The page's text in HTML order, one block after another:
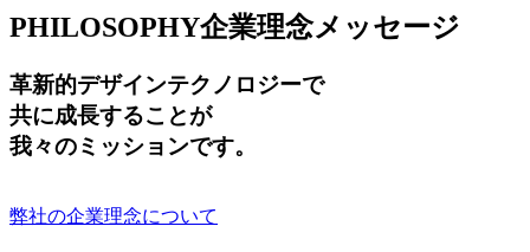
PHILOSOPHY企業理念メッセージ
革新的デザインテクノロジーで
共に成長することが
我々のミッションです。
弊社の企業理念について